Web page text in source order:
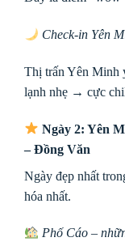
Check-in Yên
Thị trấn Yên Minh
lạnh nhẹ → cực
Ngày 2: Yên
– Đồng Văn
Ngày đẹp nhất
hóa nhất.
Phố Cáo –